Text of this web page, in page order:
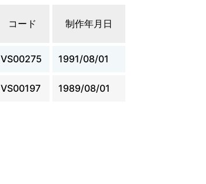
コード 制作年月日
VS00275 1991/08/01
VS00197 1989/08/01